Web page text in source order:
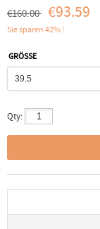
€160.00 €93.59
Sie sparen 42% !
GRÖSSE
Qty: